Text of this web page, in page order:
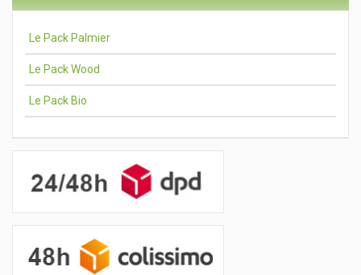
Le Pack Palmier
Le Pack Wood
Le Pack Bio